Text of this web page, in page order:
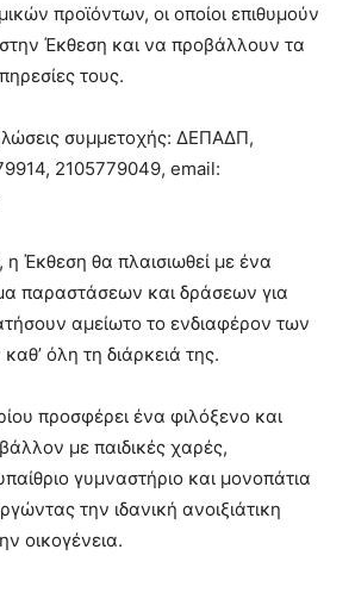
προϊόντων, οι οποίοι επιθυμούν
Έκθεση και να προβάλλουν τα
τους.
συμμετοχής: ΔΕΠΑΔΠ,
2105779049, email:
Έκθεση θα πλαισιωθεί με ένα
παραστάσεων και δράσεων για
αμείωτο το ενδιαφέρον των
όλη τη διάρκειά της.
προσφέρει ένα φιλόξενο και
με παιδικές χαρές,
γυμναστήριο και μονοπάτια
την ιδανική ανοιξιάτικη
οικογένεια.